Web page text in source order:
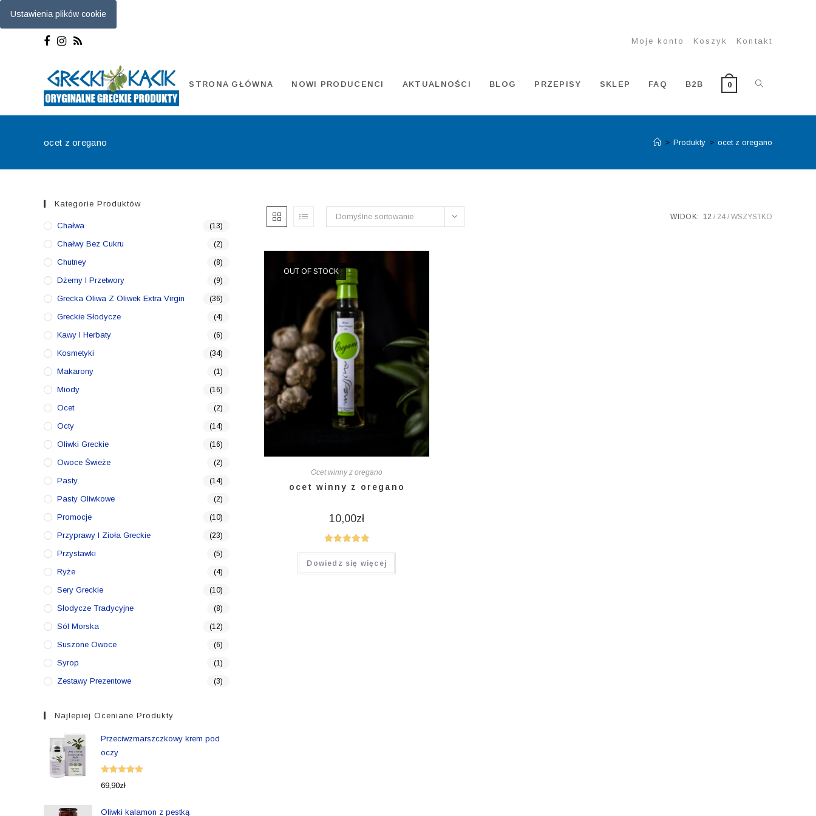
Ustawienia plików cookie
Moje konto Koszyk Kontakt
STRONA GŁÓWNA NOWI PRODUCENCI AKTUALNOŚCI BLOG PRZEPISY SKLEP FAQ B2B 0 TOGGLE
WEBSITE
ocet z oregano > Produkty > ocet z oregano
Domyślne sortowanie WIDOK: 12 24 WSZYSTKO
OUT OF STOCK
Ocet winny z oregano
ocet winny z oregano
10,00zł
Oceniono
5.00 na 5
Dowiedz się więcej
Kategorie Produktów
Chałwa (13)
Chałwy Bez Cukru (2)
Chutney (8)
Dżemy I Przetwory (9)
Grecka Oliwa Z Oliwek Extra Virgin (36)
Greckie Słodycze (4)
Kawy I Herbaty (6)
Kosmetyki (34)
Makarony (1)
Miody (16)
Ocet (2)
Octy (14)
Oliwki Greckie (16)
Owoce Świeże (2)
Pasty (14)
Pasty Oliwkowe (2)
Promocje (10)
Przyprawy I Zioła Greckie (23)
Przystawki (5)
Ryże (4)
Sery Greckie (10)
Słodycze Tradycyjne (8)
Sól Morska (12)
Suszone Owoce (6)
Syrop (1)
Zestawy Prezentowe (3)
Najlepiej Oceniane Produkty
Przeciwzmarszczkowy krem pod
oczy
Oceniono
69,90zł
Oliwki kalamon z pestką